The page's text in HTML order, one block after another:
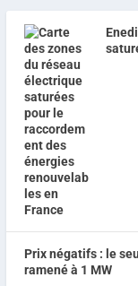
Prix négatifs : le
ramené à 1 MW